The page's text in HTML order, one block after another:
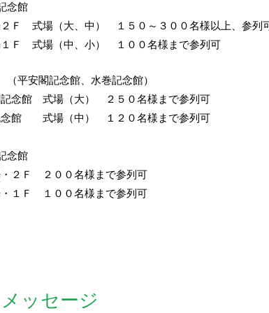
念館
Ｆ 式場（大、中） １５０～３００名様以上、参列
１Ｆ 式場（中、小） １００名様まで参列可
平安閣記念館、水巻記念館）
記念館 式場（大） ２５０名様まで参列可
念館 式場（中） １２０名様まで参列可
念館
２Ｆ ２００名様まで参列可
１Ｆ １００名様まで参列可
メッセージ